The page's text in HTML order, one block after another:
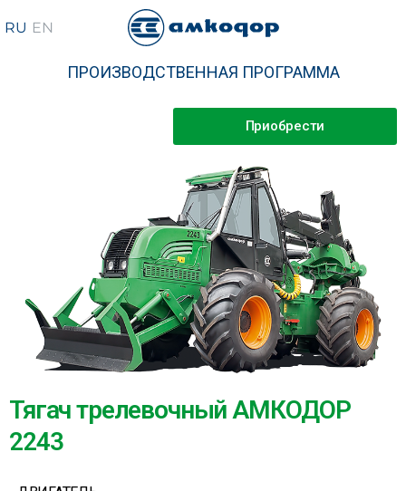
ПРОИЗВОДСТВЕННАЯ ПРОГРАММА
Приобрести
Тягач трелевочный АМКОДОР
2243